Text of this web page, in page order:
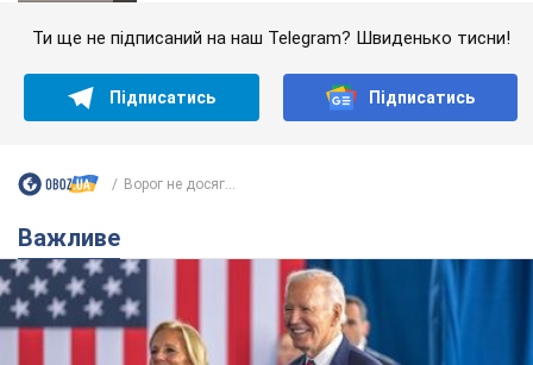
Ти ще не підписаний на наш Telegram? Швиденько тисни!
Підписатись Підписатись
Ворог не досяг...
Важливе